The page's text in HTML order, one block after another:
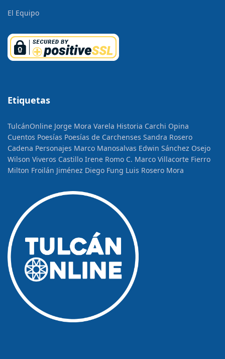
El Equipo
Etiquetas
TulcánOnline Jorge Mora Varela Historia Carchi Opina
Cuentos Poesías Poesías de Carchenses Sandra Rosero
Cadena Personajes Marco Manosalvas Edwin Sánchez Osejo
Wilson Viveros Castillo Irene Romo C. Marco Villacorte Fierro
Milton Froilán Jiménez Diego Fung Luis Rosero Mora